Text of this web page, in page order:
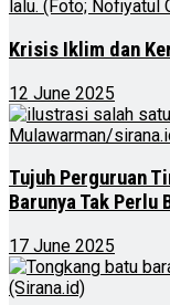
Krisis Iklim dan
12 June 2025
Tujuh Perguruan
Barunya Tak Perlu
17 June 2025